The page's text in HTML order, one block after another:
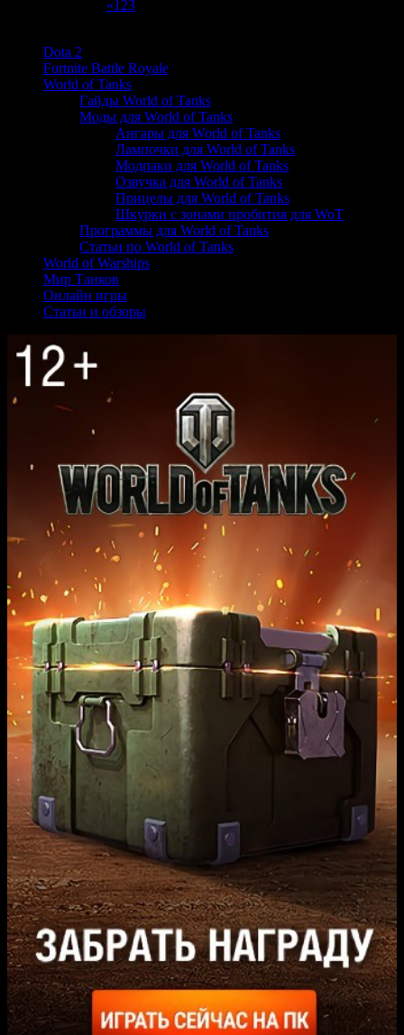
«123
Dota 2
Fortnite Battle Royale
World of Tanks
Гайды World of Tanks
Моды для World of Tanks
Ангары для World of Tanks
Лампочки для World of Tanks
Модпаки для World of Tanks
Озвучка для World of Tanks
Прицелы для World of Tanks
Шкурки с зонами пробития для WoT
Программы для World of Tanks
Статьи по World of Tanks
World of Warships
Мир Танков
Онлайн игры
Статьи и обзоры